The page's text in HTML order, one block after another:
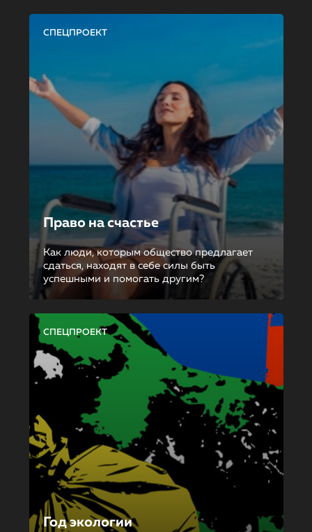
СПЕЦПРОЕКТ
Право на счастье
Как люди, которым общество предлагает
сдаться, находят в себе силы быть
успешными и помогать другим?
СПЕЦПРОЕКТ
Год экологии